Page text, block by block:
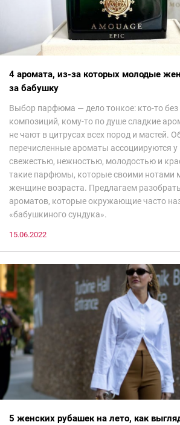
4 аромата, из-за которых молодые
за бабушку
Выбор парфюма — дело тонкое: кто-то
композиций, кому-то по душе сладкие
не чают в цитрусах всех пород и мастей.
перечисленные ароматы ассоциируются у
свежестью, нежностью, молодостью и
такие парфюмы, которые своими нотами
женщине возраста. Предлагаем
ароматов, которые окружающие часто
«бабушкиного сундука».
15.06.2022
5 женских рубашек на лето, как